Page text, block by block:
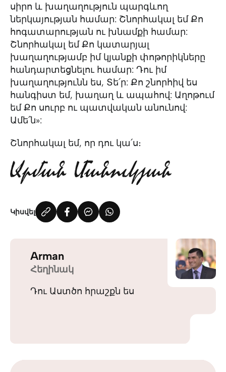
սիրո և խաղաղություն պարգևող
ներկայության համար: Շնորհակալ եմ Քո
հոգատարության ու խնամքի համար:
Շնորհակալ եմ Քո կատարյալ
խաղաղությամբ իմ կյանքի փոթորիկները
հանդարտեցնելու համար: Դու իմ
խաղաղությունն ես, Տե՛ր: Քո շնորհիվ ես
հանգիստ եմ, խաղաղ և ապահով: Աղոթում
եմ Քո սուրբ ու պատվական անունով:
Ամե՛ն»:
Շնորհակալ եմ, որ դու կա՛ս։
Կիսվել
Arman
Հեղինակ
Դու Աստծո հրաշքն ես